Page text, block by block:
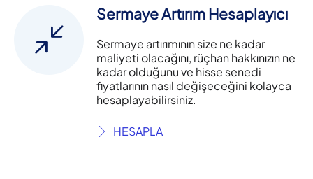
Sermaye Artırım Hesaplayıcı
Sermaye artırımının size ne kadar
maliyeti olacağını, rüçhan hakkınızın ne
kadar olduğunu ve hisse senedi
fiyatlarının nasıl değişeceğini kolayca
hesaplayabilirsiniz.
HESAPLA